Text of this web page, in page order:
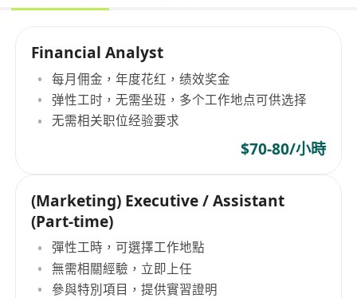
Financial Analyst
每月佣金，年度花红，绩效奖金
弹性工时，无需坐班，多个工作地点可供选择
无需相关职位经验要求
$70-80/小時
(Marketing) Executive / Assistant
(Part-time)
彈性工時，可選擇工作地點
無需相關經驗，立即上任
參與特別項目，提供實習證明